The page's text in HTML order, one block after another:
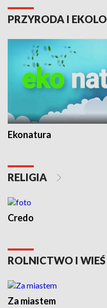
PRZYRODA I
Ekonatura
RELIGIA
Credo
ROLNICTWO I WIEŚ
Za miastem